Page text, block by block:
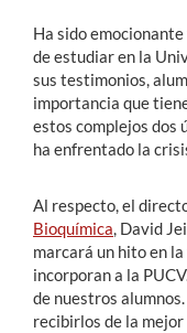
Ha sido
de estudiar en la
sus testimonios,
importancia que
estos complejos dos
ha enfrentado la
Al respecto, el
Bioquímica, David
marcará un hito en
incorporan a la
de nuestros
recibirlos de la